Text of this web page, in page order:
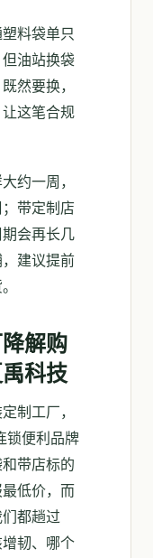
料袋单只
油站换袋
然要换，
这笔合规
约一周，
带定制店
会再长几
建议提前
解购
科技
制工厂，
锁便利品牌
带店标的
低价，而
都趟过
韧、哪个